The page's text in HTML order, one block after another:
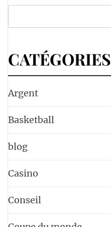
CATÉGORIES
Argent
Basketball
blog
Casino
Conseil